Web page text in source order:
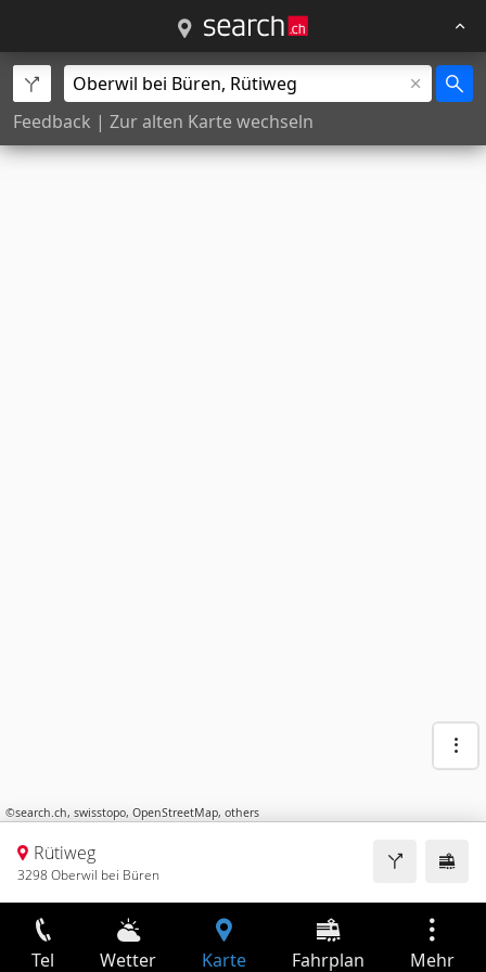
Feedback | Zur alten Karte wechseln
©search.ch, swisstopo, OpenStreetMap, others
Rütiweg
3298 Oberwil bei Büren
Tel Wetter Karte Fahrplan Mehr